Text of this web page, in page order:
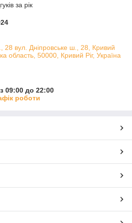
за рік
28 вул. Дніпровське ш., 28, Кривий
область, 50000, Кривий Ріг, Україна
09:00 до 22:00
роботи